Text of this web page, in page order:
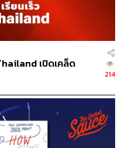
156
HOST
เปิดเคล็ด
214